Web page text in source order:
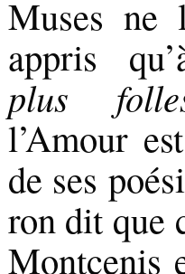
Muses ne
appris
plus
l’Amour
de ses
ron dit que
Mont­ce­nis